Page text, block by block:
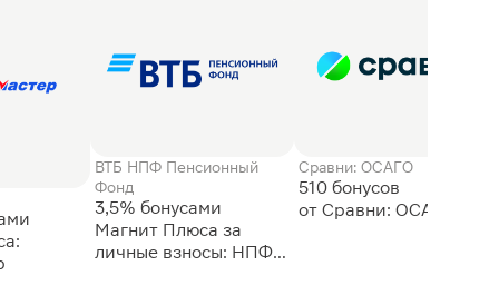
ВТБ НПФ Пенсионный
Фонд
3,5% бонусами
Магнит Плюса за
личные взносы: НПФ
Сравни: ОСАГО
510 бонусов